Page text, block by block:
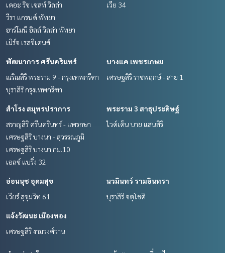
เดอะ ริช เชสท์ วิลล่า
วีรา แกรนด์ พัทยา
ฮาร์โมนี ฮิลล์ วิลล่า พัทยา
เมิร์จ เรสซิเดนซ์
เวีย 34
พัฒนาการ ศรีนครินทร์
ณริณสิริ พระราม 9 - กรุงเทพกรีฑา
บุราสิริ กรุงเทพกรีฑา
บางแค เพชรเกษม
เศรษฐสิริ ราชพฤกษ์ - สาย 1
สำโรง สมุทรปราการ
สราญสิริ ศรีนครินทร์ - แพรกษา
เศรษฐสิริ บางนา - สุวรรณภูมิ
เศรษฐสิริ บางนา กม.10
เอลซ์ แบริ่ง 32
พระราม 3 สาธุประดิษฐ์
ไวด์เด็น บาย แสนสิริ
อ่อนนุช อุดมสุข
เวียร์ สุขุมวิท 61
นวมินทร์ รามอินทรา
บุราสิริ จตุโชติ
แจ้งวัฒนะ เมืองทอง
เศรษฐสิริ งามวงศ์วาน